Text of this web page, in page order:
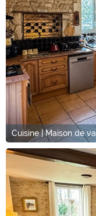
Cuisine | Maison de